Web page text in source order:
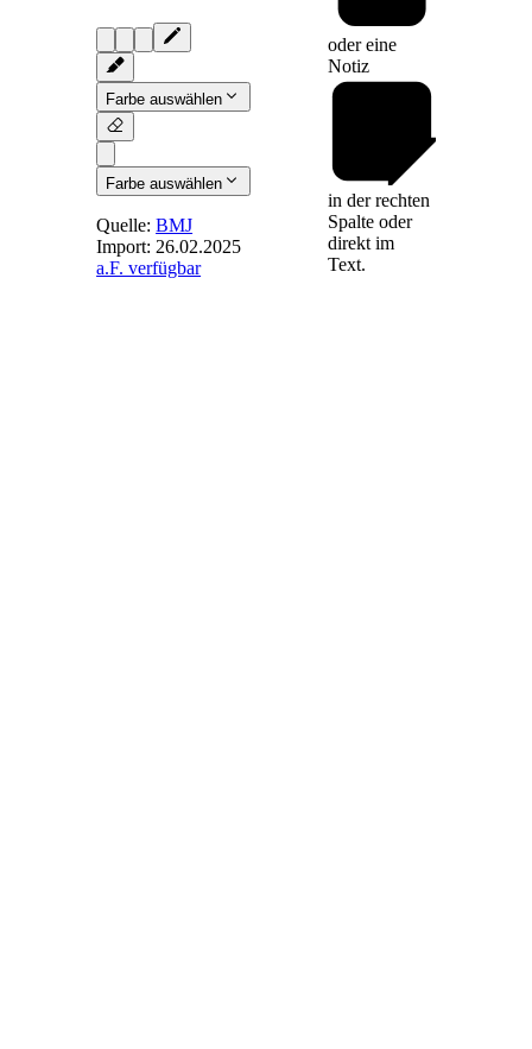
Farbe auswählen
Farbe auswählen
§ 80a-
Quelle:BMJ
Import:26.02.2025
a.F. verfügbar
oder eine
Notiz
in der rechten
Spalte oder
direkt im
Text.